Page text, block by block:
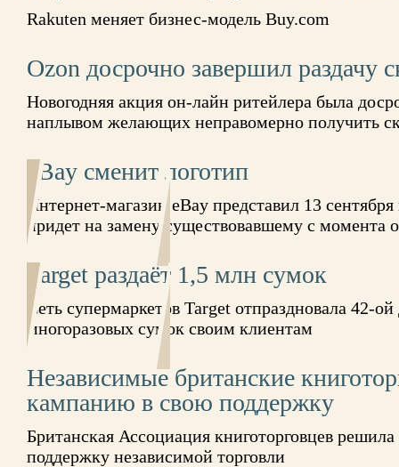
Rakuten меняет бизнес-модель Buy.com
Ozon досрочно завершил раздачу
Новогодняя акция он-лайн ритейлера была
наплывом желающих неправомерно получить
eBay сменит логотип
Интернет-магазин eBay представил 13
придет на замену существовавшему с момента
Target раздаёт 1,5 млн сумок
Сеть супермаркетов Target отпраздновала 42-
многоразовых сумок своим клиентам
Независимые британские
кампанию в свою поддержку
Британская Ассоциация книготорговцев
поддержку независимой торговли